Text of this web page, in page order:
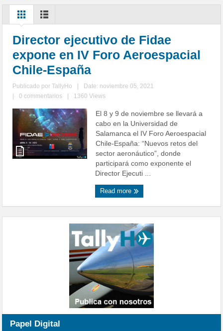
Salamanca
Director ejecutivo de Fidae
expone en IV Foro Aeroespacial
Chile-España
Publicado porTallyHo
Date: noviembre 05, 2021
0 commentarios 1360 Views
El 8 y 9 de noviembre se llevará a
cabo en la Universidad de
Salamanca el IV Foro Aeroespacial
Chile-España: “Nuevos retos del
sector aeronáutico”, donde
participará como exponente el
Director Ejecuti ...
Read more
Papel Digital